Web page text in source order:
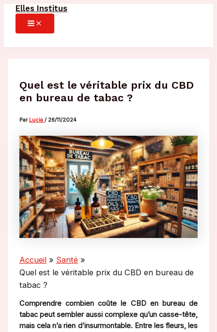
Aller
contenu
Elles Institus
MAIN
MENU
Quel est le véritable prix du CBD
en bureau de tabac ?
Par Lucia / 26/11/2024
Accueil
Santé
Quel est le véritable prix du CBD en bureau de
tabac ?
Comprendre combien coûte le CBD en bureau de
tabac peut sembler aussi complexe qu’un casse-tête,
mais cela n’a rien d’insurmontable. Entre les fleurs, les